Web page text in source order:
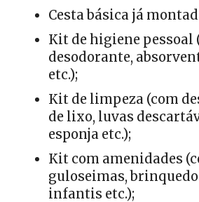
Cesta básica já
Kit de higiene pessoal
desodorante,
etc.);
Kit de limpeza (com
de lixo, luvas
esponja etc.);
Kit com amenidades
guloseimas,
infantis etc.);